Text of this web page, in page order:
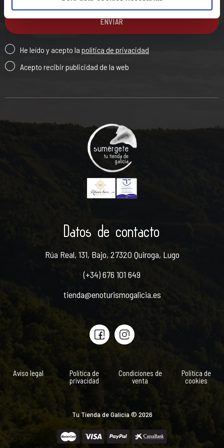
ENVIAR
He leído y acepto la política de privacidad
Acepto recibir publicidad de la web
Datos de contacto
Rúa Real, 131, Bajo, 27320 Quiroga, Lugo
(+34) 676 101 649
tienda@enoturismogalicia.es
Aviso legal
Política de
privacidad
Condiciones de
venta
Política de
cookies
Tu Tienda de Galicia © 2026